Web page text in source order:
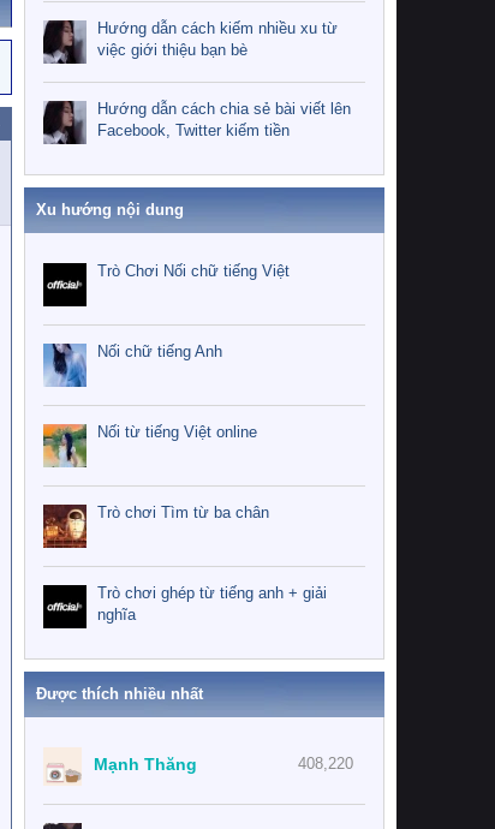
Hướng dẫn cách kiếm nhiều xu từ
việc giới thiệu bạn bè
Hướng dẫn cách chia sẻ bài viết lên
Facebook, Twitter kiếm tiền
Xu hướng nội dung
Trò Chơi Nối chữ tiếng Việt
Nối chữ tiếng Anh
Nối từ tiếng Việt online
Trò chơi Tìm từ ba chân
Trò chơi ghép từ tiếng anh + giải
nghĩa
Được thích nhiều nhất
408,220
Mạnh Thăng